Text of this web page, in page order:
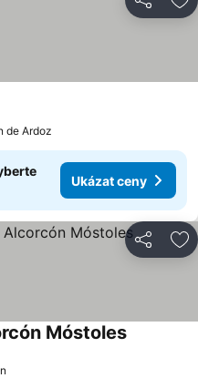
Sdílet
de Ardoz
Ukázat ceny
Sdílet
Móstoles